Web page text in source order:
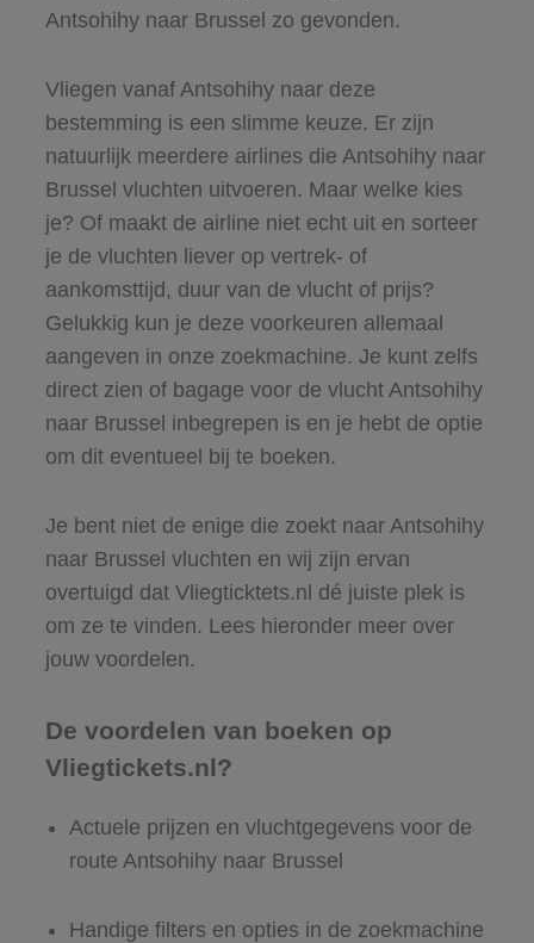
Antsohihy naar Brussel zo gevonden.
Vliegen vanaf Antsohihy naar deze
bestemming is een slimme keuze. Er zijn
natuurlijk meerdere airlines die Antsohihy naar
Brussel vluchten uitvoeren. Maar welke kies
je? Of maakt de airline niet echt uit en sorteer
je de vluchten liever op vertrek- of
aankomsttijd, duur van de vlucht of prijs?
Gelukkig kun je deze voorkeuren allemaal
aangeven in onze zoekmachine. Je kunt zelfs
direct zien of bagage voor de vlucht Antsohihy
naar Brussel inbegrepen is en je hebt de optie
om dit eventueel bij te boeken.
Je bent niet de enige die zoekt naar Antsohihy
naar Brussel vluchten en wij zijn ervan
overtuigd dat Vliegticktets.nl dé juiste plek is
om ze te vinden. Lees hieronder meer over
jouw voordelen.
De voordelen van boeken op
Vliegtickets.nl?
Actuele prijzen en vluchtgegevens voor de
route Antsohihy naar Brussel
Handige filters en opties in de zoekmachine